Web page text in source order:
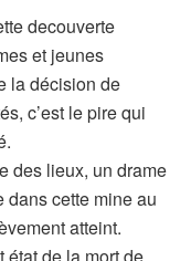
decouverte
et jeunes
la décision de
c’est le pire qui
des lieux, un drame
dans cette mine au
atteint.